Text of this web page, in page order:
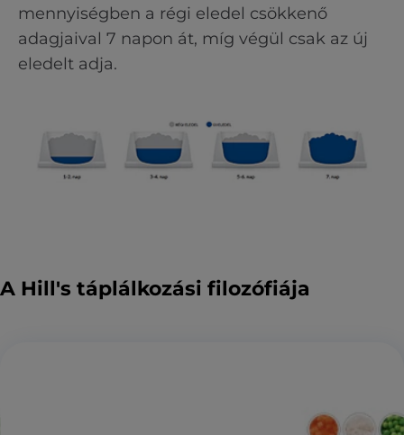
mennyiségben a régi eledel csökkenő
adagjaival 7 napon át, míg végül csak az új
eledelt adja.
A Hill's táplálkozási filozófiája